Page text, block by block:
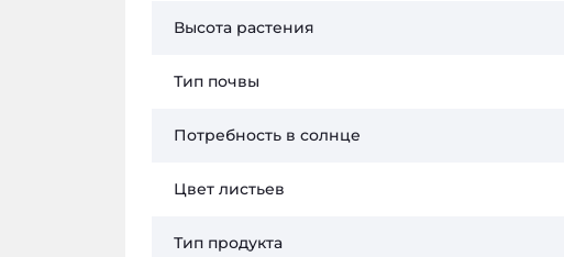
Высота растения
Тип почвы
Потребность в солнце
Цвет листьев
Тип продукта